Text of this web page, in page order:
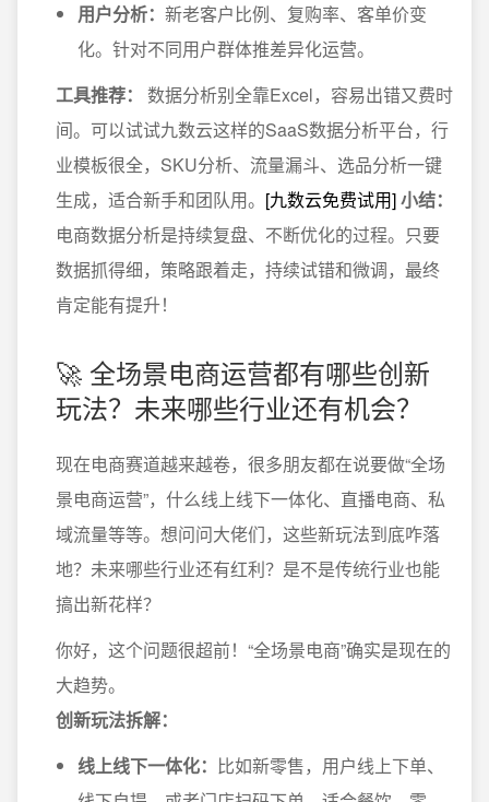
用户分析： 新老客户比例、复购率、客单价变
化。针对不同用户群体推差异化运营。
工具推荐：
数据分析别全靠Excel，容易出错又费时
间。可以试试九数云这样的SaaS数据分析平台，行
业模板很全，SKU分析、流量漏斗、选品分析一键
生成，适合新手和团队用。 [九数云免费试用]小结：
电商数据分析是持续复盘、不断优化的过程。只要
数据抓得细，策略跟着走，持续试错和微调，最终
肯定能有提升！
🚀 全场景电商运营都有哪些创新
玩法？未来哪些行业还有机会？
现在电商赛道越来越卷，很多朋友都在说要做“全场
景电商运营”，什么线上线下一体化、直播电商、私
域流量等等。想问问大佬们，这些新玩法到底咋落
地？未来哪些行业还有红利？是不是传统行业也能
搞出新花样？
你好，这个问题很超前！“全场景电商”确实是现在的
大趋势。
创新玩法拆解：
线上线下一体化： 比如新零售，用户线上下单、